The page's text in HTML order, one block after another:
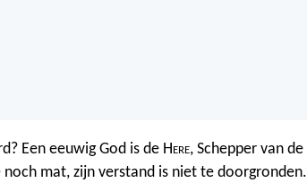
Een eeuwig God is de Here, Schepper van de
mat, zijn verstand is niet te doorgronden.